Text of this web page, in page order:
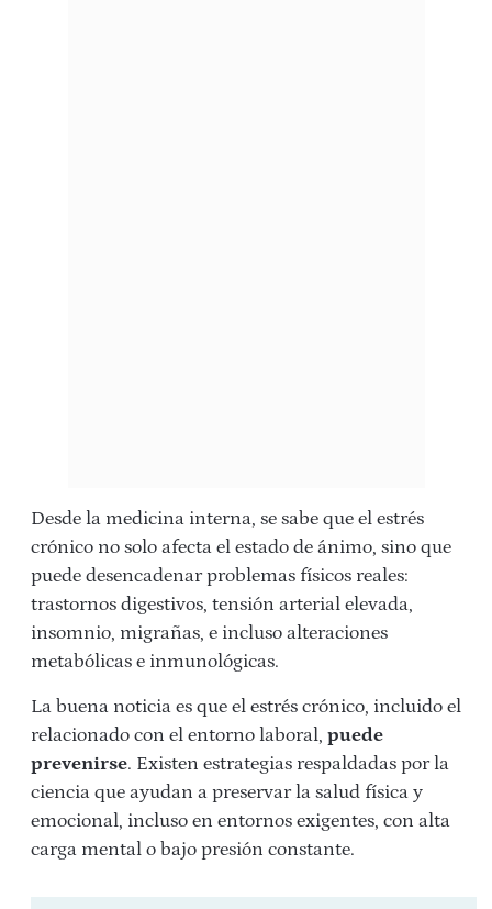
Desde la medicina interna, se sabe que el estrés
crónico no solo afecta el estado de ánimo, sino que
puede desencadenar problemas físicos reales:
trastornos digestivos, tensión arterial elevada,
insomnio, migrañas, e incluso alteraciones
metabólicas e inmunológicas.
La buena noticia es que el estrés crónico, incluido el
relacionado con el entorno laboral, puede
prevenirse. Existen estrategias respaldadas por la
ciencia que ayudan a preservar la salud física y
emocional, incluso en entornos exigentes, con alta
carga mental o bajo presión constante.